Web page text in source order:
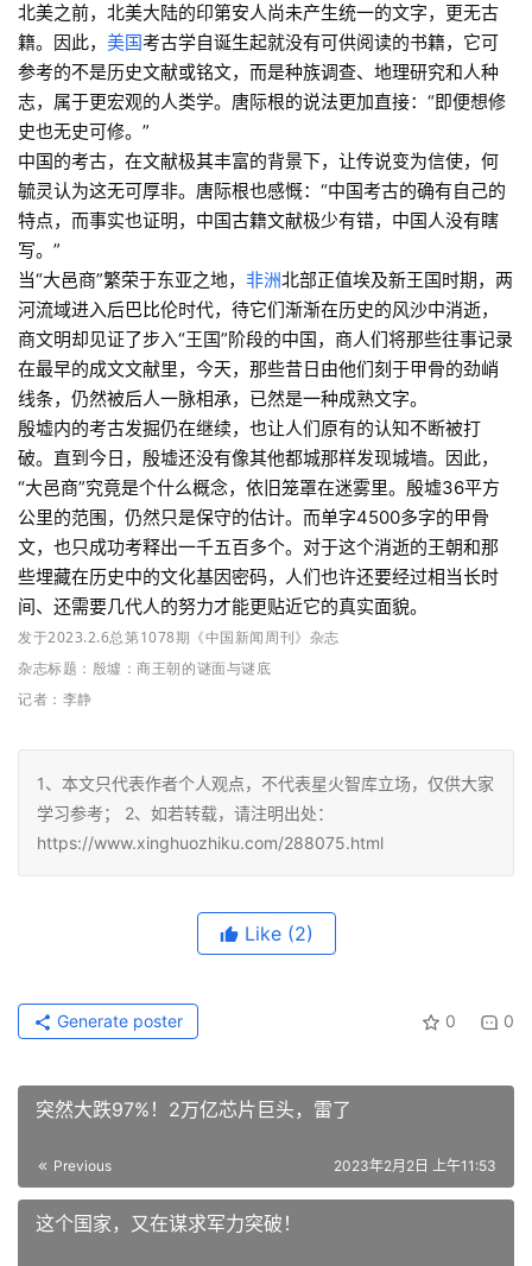
北美之前，北美大陆的印第安人尚未产生统一的文字，更无古
籍。因此， 美国考古学自诞生起就没有可供阅读的书籍，它可
参考的不是历史文献或铭文，而是种族调查、地理研究和人种
志，属于更宏观的人类学。唐际根的说法更加直接：“即便想修
史也无史可修。”
中国的考古，在文献极其丰富的背景下，让传说变为信使，何
毓灵认为这无可厚非。唐际根也感慨：“中国考古的确有自己的
特点，而事实也证明，中国古籍文献极少有错，中国人没有瞎
写。”
当“大邑商”繁荣于东亚之地， 非洲北部正值埃及新王国时期，两
河流域进入后巴比伦时代，待它们渐渐在历史的风沙中消逝，
商文明却见证了步入“王国”阶段的中国，商人们将那些往事记录
在最早的成文文献里，今天，那些昔日由他们刻于甲骨的劲峭
线条，仍然被后人一脉相承，已然是一种成熟文字。
殷墟内的考古发掘仍在继续，也让人们原有的认知不断被打
破。直到今日，殷墟还没有像其他都城那样发现城墙。因此，
“大邑商”究竟是个什么概念，依旧笼罩在迷雾里。殷墟36平方
公里的范围，仍然只是保守的估计。而单字4500多字的甲骨
文，也只成功考释出一千五百多个。对于这个消逝的王朝和那
些埋藏在历史中的文化基因密码，人们也许还要经过相当长时
间、还需要几代人的努力才能更贴近它的真实面貌。
发于2023.2.6总第1078期《中国新闻周刊》杂志
杂志标题： 殷墟：商王朝的谜面与谜底
记者： 李静
1、本文只代表作者个人观点，不代表星火智库立场，仅供大家
学习参考； 2、如若转载，请注明出处：
https://www.xinghuozhiku.com/288075.html
Like (2)
0 0
Generate poster
突然大跌97%！2万亿芯片巨头，雷了
Previous 2023年2月2日 上午11:53
这个国家，又在谋求军力突破！